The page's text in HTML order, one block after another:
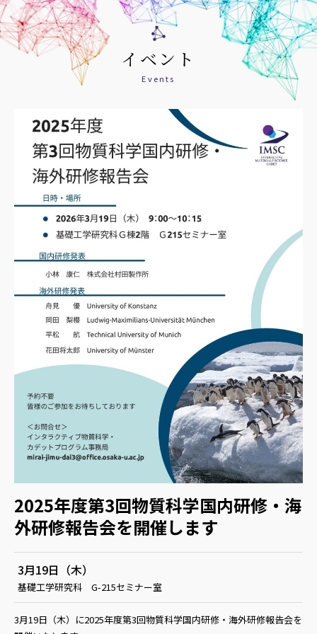
イベント
Events
2025年度第3回物質科学国内研修・海
外研修報告会を開催します
3月19日（木）
基礎工学研究科 G-215セミナー室
3月19日（木）に2025年度第3回物質科学国内研修・海外研修報告会を